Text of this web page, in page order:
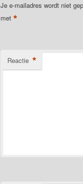
Je e-mailadres wordt niet
met*
Reactie *